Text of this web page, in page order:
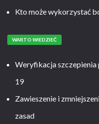
Kto może wykorzystać
WARTO WIEDZIEĆ
Weryfikacja
19
Zawieszenie i
zasad